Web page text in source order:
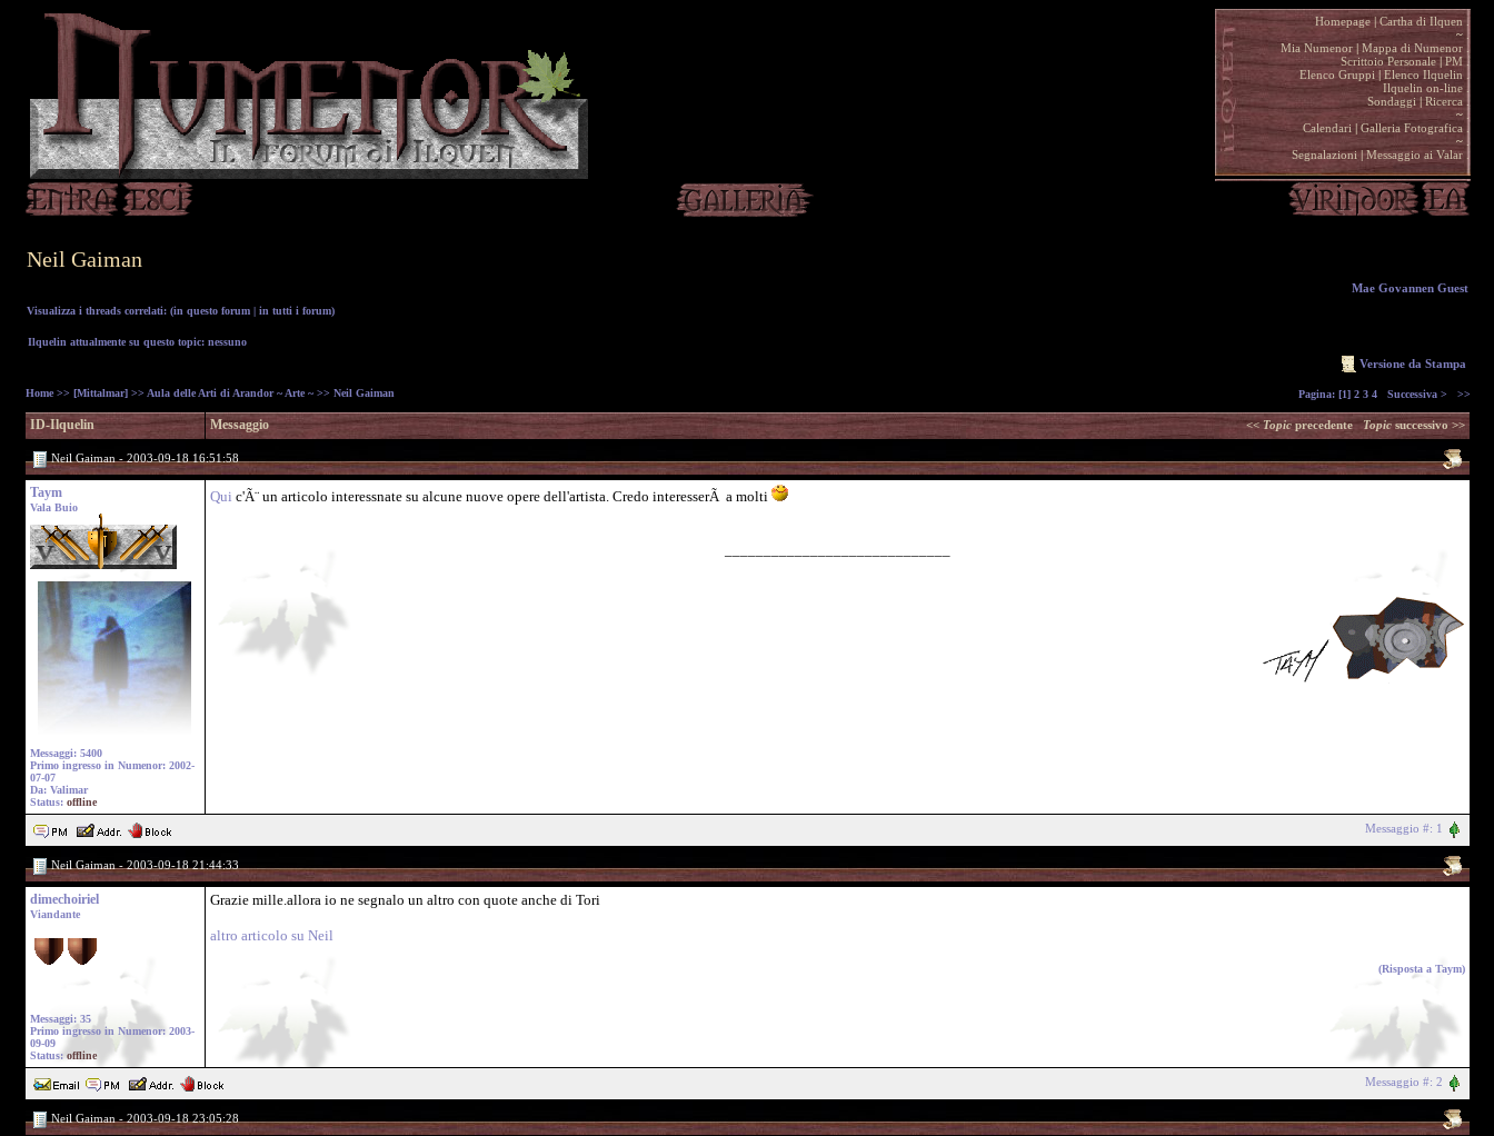
Homepage| Cartha di Ilquen .
~.
Mia Numenor | Mappa di Numenor .
Scrittoio Personale| PM .
Elenco Gruppi | Elenco Ilquelin .
Ilquelin on-line .
Sondaggi | Ricerca .
~.
Calendari | Galleria Fotografica .
~.
Segnalazioni| Messaggio ai Valar .
Neil Gaiman
Visualizza i threads correlati: (in questo forum| in tutti i forum)
Mae Govannen Guest
Ilquelin attualmente su questo topic: nessuno
Versione da Stampa
Home>> [Mittalmar]>> Aula delle Arti di Arandor ~ Arte ~>> Neil Gaiman Pagina: [1] 2 3 4 Successiva > >>
ID-Ilquelin Messaggio << Topicprecedente Topicsuccessivo >>
Neil Gaiman - 2003-09-18 16:51:58
Taym
Vala Buio
Messaggi: 5400
Primo ingresso in Numenor: 2002-
07-07
Da: Valimar
Status: offline
Qui c'Ã¨ un articolo interessnate su alcune nuove opere dell'artista. Credo interesserÃ a molti
Messaggio #: 1
Neil Gaiman - 2003-09-18 21:44:33
dimechoiriel
Viandante
Messaggi: 35
Primo ingresso in Numenor: 2003-
09-09
Status: offline
Grazie mille.allora io ne segnalo un altro con quote anche di Tori
altro articolo su Neil
(Risposta a Taym)
Messaggio #: 2
Neil Gaiman - 2003-09-18 23:05:28